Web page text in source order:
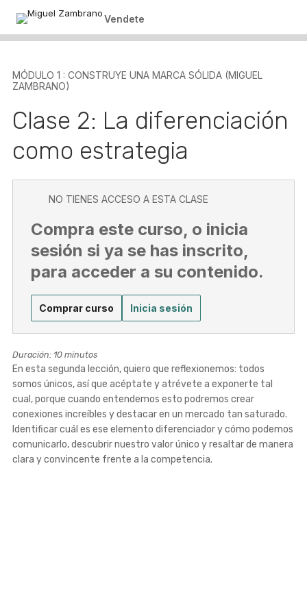
Vendete
Mastermind networking y relaciones. Por Yubely Achury
MÓDULO 1 : CONSTRUYE UNA MARCA SÓLIDA (MIGUEL
ZAMBRANO)
Clase 2: La diferenciación
como estrategia
NO TIENES ACCESO A ESTA CLASE
Compra este curso, o inicia
sesión si ya se has inscrito,
para acceder a su contenido.
Comprar curso Inicia sesión
Duración: 10 minutos
En esta segunda lección, quiero que reflexionemos: todos
somos únicos, así que acéptate y atrévete a exponerte tal
cual, porque cuando entendemos esto podremos crear
conexiones increíbles y destacar en un mercado tan saturado.
Identificar cuál es ese elemento diferenciador y cómo podemos
comunicarlo, descubrir nuestro valor único y resaltar de manera
clara y convincente frente a la competencia.